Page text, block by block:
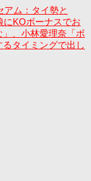
アム：タイ勢と
にKOボーナスでお
、小林愛理奈「ボ
タイミングで出し